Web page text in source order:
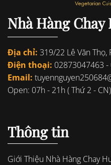
Nhà Hàng Chay
Địa chỉ: 319/22 Lê Văn Thọ,
Điện thoại: 02873047463 -
Email:
Open: 07h - 21h ( Thứ 2 - CN)
Thông tin
Giới Thiệu Nhà Hàng Chay